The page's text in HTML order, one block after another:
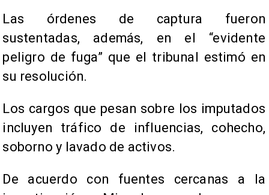
Las órdenes de captura fueron
sustentadas, además, en el “evidente
peligro de fuga” que el tribunal estimó en
su resolución.
Los cargos que pesan sobre los imputados
incluyen tráfico de influencias, cohecho,
soborno y lavado de activos.
De acuerdo con fuentes cercanas a la